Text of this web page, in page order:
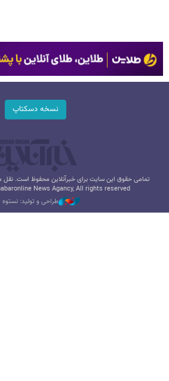
نسخه دسکتاپ
تمامی حقوق این سایت برای خبرآنلاین محفوظ است. نقل
News Agancy, All rights reserved
طراحی و تولید: نستوه